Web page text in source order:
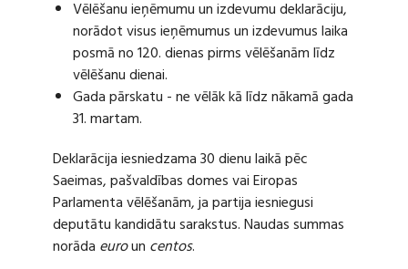
Vēlēšanu ieņēmumu un izdevumu deklarāciju,
norādot visus ieņēmumus un izdevumus laika
posmā no 120. dienas pirms vēlēšanām līdz
vēlēšanu dienai.
Gada pārskatu - ne vēlāk kā līdz nākamā gada
31. martam.
Deklarācija iesniedzama 30 dienu laikā pēc
Saeimas, pašvaldības domes vai Eiropas
Parlamenta vēlēšanām, ja partija iesniegusi
deputātu kandidātu sarakstus. Naudas summas
norāda euroun centos.